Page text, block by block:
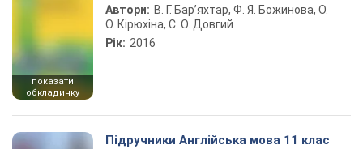
показати
обкладинку
Автори: В. Г. Бар’яхтар, Ф. Я. Божинова, О.
О. Кірюхіна, С. О. Довгий
Рік: 2016
Підручники Англійська мова 11 клас